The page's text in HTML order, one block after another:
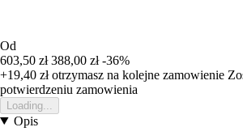
Od
603,50 zł 388,00 zł -36%
+19,40 złotrzymasz na kolejne zamowienie
potwierdzeniu zamowienia
Loading...
Opis